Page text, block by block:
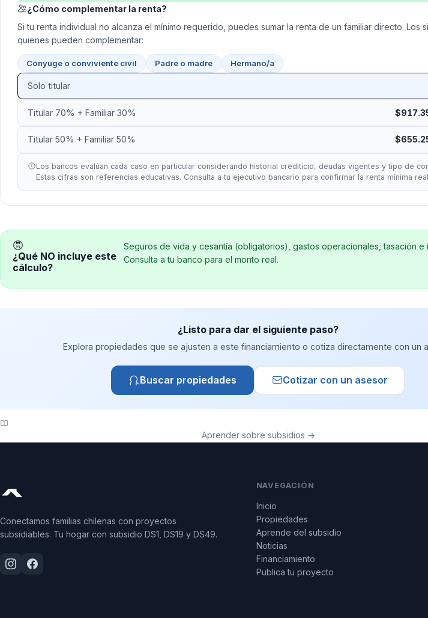
¿Cómo complementar la renta?
Si tu renta individual no alcanza el mínimo requerido, puedes sumar la renta de un familiar directo. Los
quienes pueden complementar:
Cónyuge o conviviente civil Padre o madre Hermano/a
Solo titular
Titular 70% + Familiar 30%
Titular 50% + Familiar 50%
Los bancos evalúan cada caso en particular considerando historial crediticio, deudas vigentes y tipo de
Estas cifras son referencias educativas. Consulta a tu ejecutivo bancario para confirmar la renta mínima
¿Qué NO incluye este
cálculo?
Seguros de vida y cesantía (obligatorios), gastos operacionales, tasación e
Consulta a tu banco para el monto real.
¿Listo para dar el siguiente paso?
Explora propiedades que se ajusten a este financiamiento o cotiza directamente con un
Buscar propiedades Cotizar con un asesor
Aprender sobre subsidios →
Conectamos familias chilenas con proyectos
subsidiables. Tu hogar con subsidio DS1, DS19 y DS49.
NAVEGACIÓN
Inicio
Propiedades
Aprende del subsidio
Noticias
Financiamiento
Publica tu proyecto